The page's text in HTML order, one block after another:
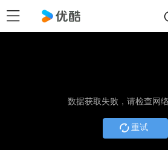
数据获取失败，请检查网
重试